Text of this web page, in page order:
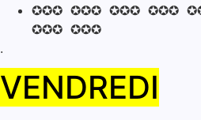
✪✪✪ ✪✪✪ ✪✪✪ ✪✪✪
✪✪✪ ✪✪✪
.
VENDREDI